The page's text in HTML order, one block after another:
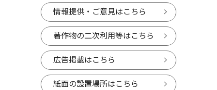
情報提供・ご意見はこちら
著作物の二次利用等はこちら
広告掲載はこちら
紙面の設置場所はこちら